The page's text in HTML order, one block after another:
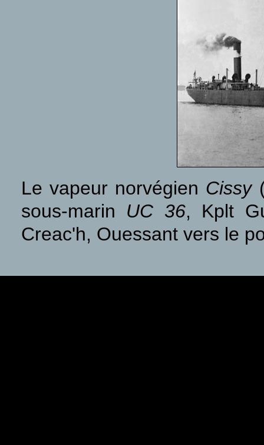
Le vapeur norvégien Cissy
sous-marin UC 36, Kplt
Creac'h, Ouessant vers le